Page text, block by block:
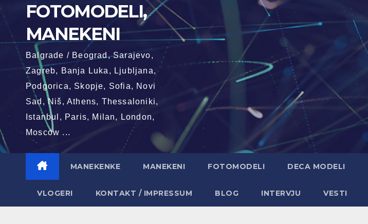
FOTOMODELI,
MANEKENI
Balgrade / Beograd, Sarajevo,
Zagreb, Banja Luka, Ljubljana,
Podgorica, Skopje, Sofia, Novi
Sad, Niš, Athens, Thessaloniki,
Istanbul, Paris, Milan, London,
Moscow ...
MANEKENKE MANEKENI FOTOMODELI DECA MODELI
VLOGERI KONTAKT / IMPRESSUM BLOG INTERVJU VESTI